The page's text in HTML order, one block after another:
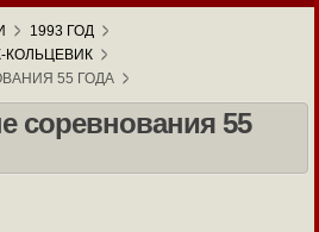
1993 ГОД
КОЛЬЦЕВИК
55 ГОДА
соревнования 55